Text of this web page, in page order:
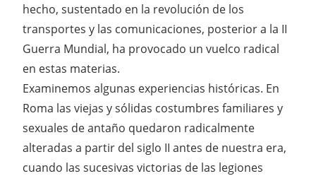
hecho, sustentado en la revolución de los
transportes y las comunicaciones, posterior a la II
Guerra Mundial, ha provocado un vuelco radical
en estas materias.
Examinemos algunas experiencias históricas. En
Roma las viejas y sólidas costumbres familiares y
sexuales de antaño quedaron radicalmente
alteradas a partir del siglo II antes de nuestra era,
cuando las sucesivas victorias de las legiones